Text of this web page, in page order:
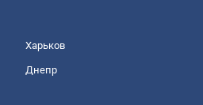
Харьков
Днепр